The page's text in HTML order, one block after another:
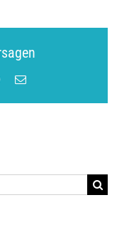
WhatsApp
E-